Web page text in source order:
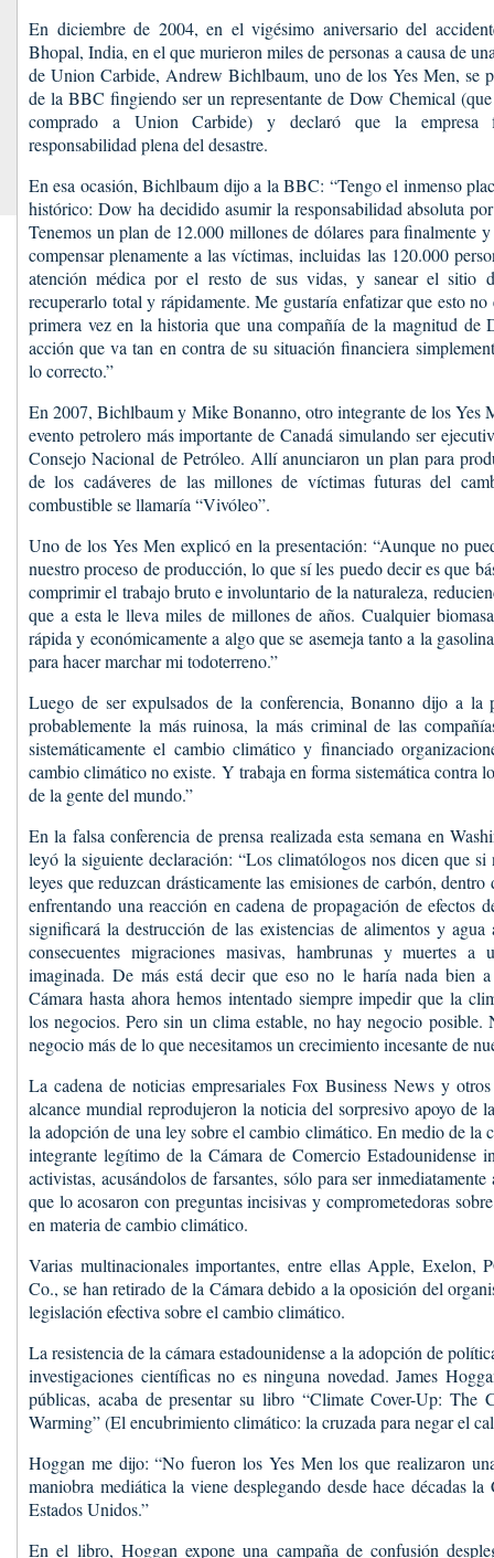
En diciembre de 2004, en el vigésimo aniversario del
Bhopal, India, en el que murieron miles de personas a causa de
de Union Carbide, Andrew Bichlbaum, uno de los Yes Men, se
de la BBC fingiendo ser un representante de Dow Chemical (que
comprado a Union Carbide) y declaró que la empresa
responsabilidad plena del desastre.
En esa ocasión, Bichlbaum dijo a la BBC: “Tengo el inmenso
histórico: Dow ha decidido asumir la responsabilidad absoluta
Tenemos un plan de 12.000 millones de dólares para finalmente
compensar plenamente a las víctimas, incluidas las 120.000
atención médica por el resto de sus vidas, y sanear el sitio
recuperarlo total y rápidamente. Me gustaría enfatizar que esto
primera vez en la historia que una compañía de la magnitud de
acción que va tan en contra de su situación financiera
lo correcto.”
En 2007, Bichlbaum y Mike Bonanno, otro integrante de los Yes
evento petrolero más importante de Canadá simulando ser
Consejo Nacional de Petróleo. Allí anunciaron un plan para
de los cadáveres de las millones de víctimas futuras del
combustible se llamaría “Vivóleo”.
Uno de los Yes Men explicó en la presentación: “Aunque no
nuestro proceso de producción, lo que sí les puedo decir es que
comprimir el trabajo bruto e involuntario de la naturaleza,
que a esta le lleva miles de millones de años. Cualquier
rápida y económicamente a algo que se asemeja tanto a la
para hacer marchar mi todoterreno.”
Luego de ser expulsados de la conferencia, Bonanno dijo a la
probablemente la más ruinosa, la más criminal de las
sistemáticamente el cambio climático y financiado
cambio climático no existe. Y trabaja en forma sistemática contra
de la gente del mundo.”
En la falsa conferencia de prensa realizada esta semana en
leyó la siguiente declaración: “Los climatólogos nos dicen que si
leyes que reduzcan drásticamente las emisiones de carbón, dentro
enfrentando una reacción en cadena de propagación de efectos
significará la destrucción de las existencias de alimentos y
consecuentes migraciones masivas, hambrunas y muertes a
imaginada. De más está decir que eso no le haría nada bien
Cámara hasta ahora hemos intentado siempre impedir que la
los negocios. Pero sin un clima estable, no hay negocio posible.
negocio más de lo que necesitamos un crecimiento incesante de
La cadena de noticias empresariales Fox Business News y
alcance mundial reprodujeron la noticia del sorpresivo apoyo de
la adopción de una ley sobre el cambio climático. En medio de la
integrante legítimo de la Cámara de Comercio Estadounidense
activistas, acusándolos de farsantes, sólo para ser
que lo acosaron con preguntas incisivas y comprometedoras
en materia de cambio climático.
Varias multinacionales importantes, entre ellas Apple,
Co., se han retirado de la Cámara debido a la oposición del
legislación efectiva sobre el cambio climático.
La resistencia de la cámara estadounidense a la adopción de
investigaciones científicas no es ninguna novedad. James
públicas, acaba de presentar su libro “Climate Cover-Up: The
Warming” (El encubrimiento climático: la cruzada para negar el
Hoggan me dijo: “No fueron los Yes Men los que realizaron
maniobra mediática la viene desplegando desde hace décadas
Estados Unidos.”
En el libro, Hoggan expone una campaña de confusión